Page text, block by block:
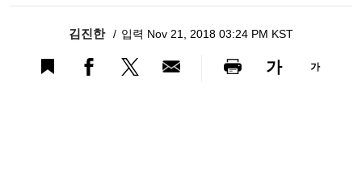
김진한 입력 Nov 21, 2018 03:24 PM KST
가 가